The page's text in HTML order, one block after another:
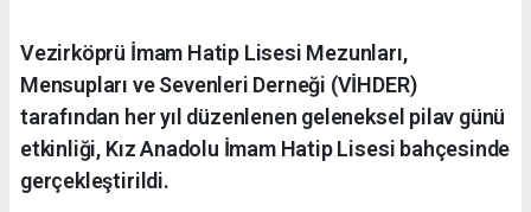
Vezirköprü İmam Hatip Lisesi Mezunları,
Mensupları ve Sevenleri Derneği (VİHDER)
tarafından her yıl düzenlenen geleneksel pilav günü
etkinliği, Kız Anadolu İmam Hatip Lisesi bahçesinde
gerçekleştirildi.